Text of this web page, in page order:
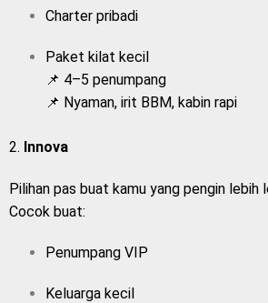
Charter pribadi
Paket kilat kecil
📌 4–5 penumpang
📌 Nyaman, irit BBM, kabin rapi
2. Innova
Pilihan pas buat kamu yang pengin lebih
Cocok buat:
Penumpang VIP
Keluarga kecil